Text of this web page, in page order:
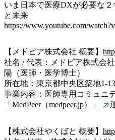
いま日本で医療DXが必要な
と未来
https://www.youtube.com/
【メドピア株式会社 概要】
社名 / 代表：メドピア株式会
陽（医師・医学博士）
所在地：東京都中央区築地1-
事業内容：医師専用コミュニ
「MedPeer（medpeer.jp）」
【株式会社やくばと 概要】